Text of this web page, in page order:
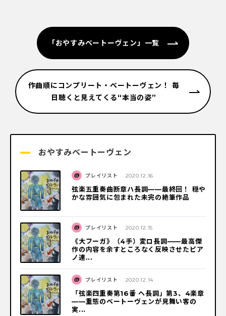
「おやすみベートーヴェン」一覧
作曲順にコンプリート・ベートーヴェン！ 毎
日聴くと見えてくる“本当の姿”
おやすみベートーヴェン
プレイリスト 2020.12.16
弦楽五重奏曲断章ハ長調——最終回！ 穏や
かな雰囲気に包まれた未完の絶筆作品
プレイリスト 2020.12.15
《大フーガ》（4手）変ロ長調——最高傑
作の内容を余すところなく反映させたピア
ノ連...
プレイリスト 2020.12.14
「弦楽四重奏第16番 ヘ長調」第3、4楽章
——重態のベートーヴェンが見舞い客の
実...